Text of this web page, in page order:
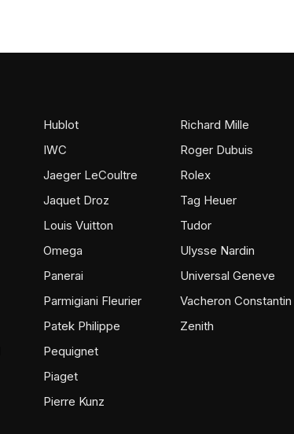
Hublot
IWC
Jaeger LeCoultre
Jaquet Droz
Louis Vuitton
Omega
Panerai
Parmigiani Fleurier
Patek Philippe
Pequignet
Piaget
Pierre Kunz
Richard Mille
Roger Dubuis
Rolex
Tag Heuer
Tudor
Ulysse Nardin
Universal Geneve
Vacheron Constantin
Zenith